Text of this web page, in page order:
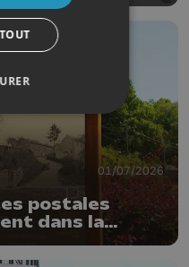
01/07/2026
postales
dans la